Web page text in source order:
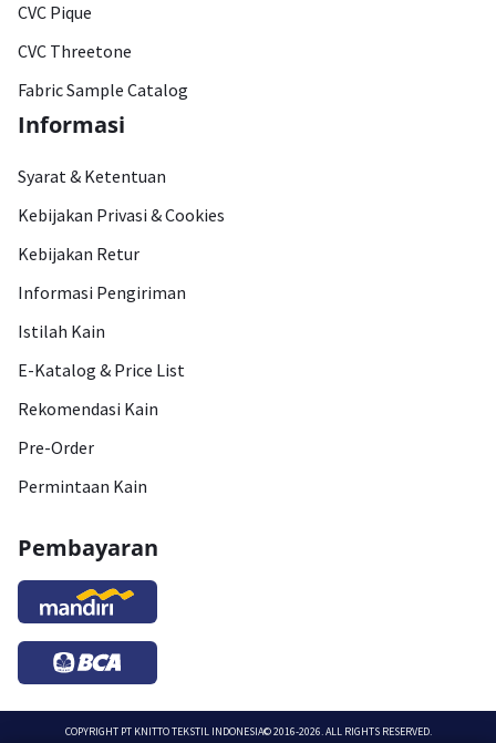
CVC Pique
CVC Threetone
Fabric Sample Catalog
Informasi
Syarat & Ketentuan
Kebijakan Privasi & Cookies
Kebijakan Retur
Informasi Pengiriman
Istilah Kain
E-Katalog & Price List
Rekomendasi Kain
Pre-Order
Permintaan Kain
Pembayaran
COPYRIGHT PT KNITTO TEKSTIL INDONESIA© 2016-2026. ALL RIGHTS RESERVED.